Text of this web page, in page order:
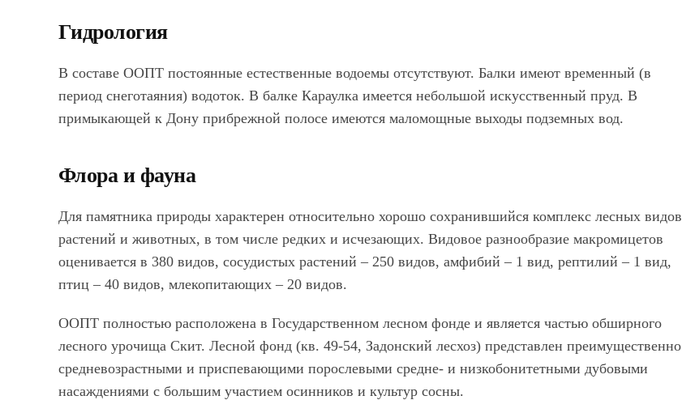
Гидрология
В составе ООПТ постоянные естественные водоемы отсутствуют. Балки имеют временный (в
период снеготаяния) водоток. В балке Караулка имеется небольшой искусственный пруд. В
примыкающей к Дону прибрежной полосе имеются маломощные выходы подземных вод.
Флора и фауна
Для памятника природы характерен относительно хорошо сохранившийся комплекс лесных видов
растений и животных, в том числе редких и исчезающих. Видовое разнообразие макромицетов
оценивается в 380 видов, сосудистых растений – 250 видов, амфибий – 1 вид, рептилий – 1 вид,
птиц – 40 видов, млекопитающих – 20 видов.
ООПТ полностью расположена в Государственном лесном фонде и является частью обширного
лесного урочища Скит. Лесной фонд (кв. 49-54, Задонский лесхоз) представлен преимущественно
средневозрастными и приспевающими порослевыми средне- и низкобонитетными дубовыми
насаждениями с большим участием осинников и культур сосны.